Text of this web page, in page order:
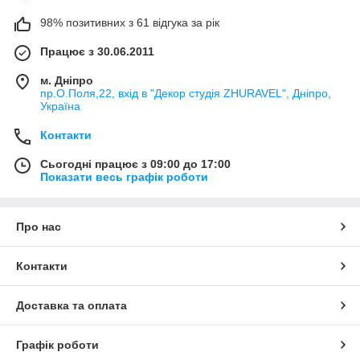
98% позитивних з 61 відгука за рік
Працює з 30.06.2011
м. Дніпро
пр.О.Поля,22, вхід в "Декор студія ZHURAVEL", Дніпро,
Україна
Контакти
Сьогодні працює з 09:00 до 17:00
Показати весь графік роботи
Про нас
Контакти
Доставка та оплата
Графік роботи